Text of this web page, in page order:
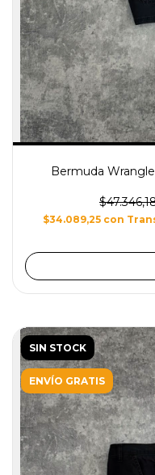
Bermuda
$34.089,25 con
SIN STOCK
ENVÍO GRATIS